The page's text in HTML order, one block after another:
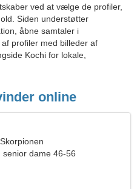
ved at vælge de profiler,
Siden understøtter
åbne samtaler i
profiler med billeder af
Kochi for lokale,
online
dame 46-56